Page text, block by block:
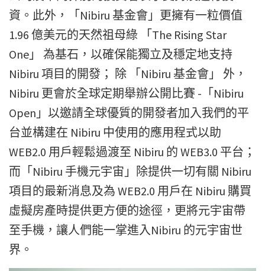
資。此外，「Nibiru 基金會」更擁有一粒價值
1.96 億美元的天然祖母綠 「The Rising Star
One」 為基石，以確保能獨立及穩定地支持
Nibiru 項目的開發； 除 「Nibiru 基金會」 外，
Nibiru 更會於全球定期舉辦公開比賽 -「Nibiru
Open」以邀請全球優質的開發者加入我們的平
台並構建在 Nibiru 中使用的應用程式以助
WEB2.0 用戶輕鬆過渡至 Nibiru 的 WEB3.0 平台；
而「Nibiru 手機元宇宙」除提供一切有關 Nibiru
項目的最新消息及為 WEB2.0 用戶在 Nibiru 購買
虛擬房產時提供更方便的途徑，更將元宇宙帶
至手機，讓人們能一掌進入Nibiru 的元宇宙世
界。